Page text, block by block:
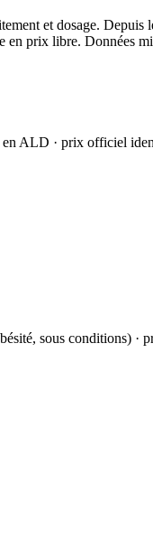
et dosage. Depuis
en prix libre. Données
ALD · prix officiel
sous conditions) ·